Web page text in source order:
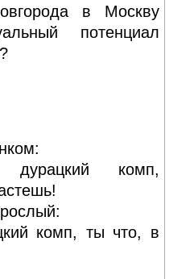
в Москву
потенциал
комп,
комп, ты что, в